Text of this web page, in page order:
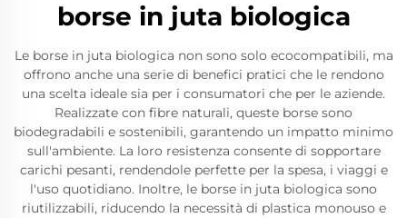
borse in juta biologica
Le borse in juta biologica non sono solo ecocompatibili, ma
offrono anche una serie di benefici pratici che le rendono
una scelta ideale sia per i consumatori che per le aziende.
Realizzate con fibre naturali, queste borse sono
biodegradabili e sostenibili, garantendo un impatto minimo
sull'ambiente. La loro resistenza consente di sopportare
carichi pesanti, rendendole perfette per la spesa, i viaggi e
l'uso quotidiano. Inoltre, le borse in juta biologica sono
riutilizzabili, riducendo la necessità di plastica monouso e